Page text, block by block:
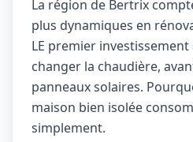
La région de Bertrix
plus dynamiques en
LE premier
changer la chaudière,
panneaux solaires.
maison bien isolée
simplement.